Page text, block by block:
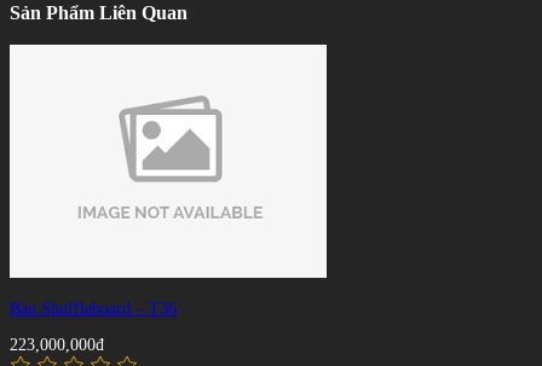
Sản Phẩm Liên Quan
Bàn Shuffleboard – T36
223,000,000đ